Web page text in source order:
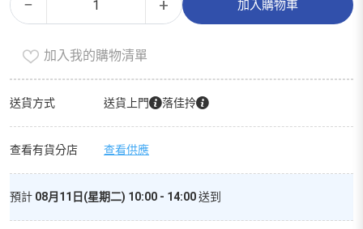
−
爾
片
[法
凍
0-
4°c)
數
+ 加入購物車
加入我的購物清單
送貨方式 送貨上門 落佳拎
查看有貨分店 查看供應
預計 08月11日(星期二) 10:00 - 14:00送到